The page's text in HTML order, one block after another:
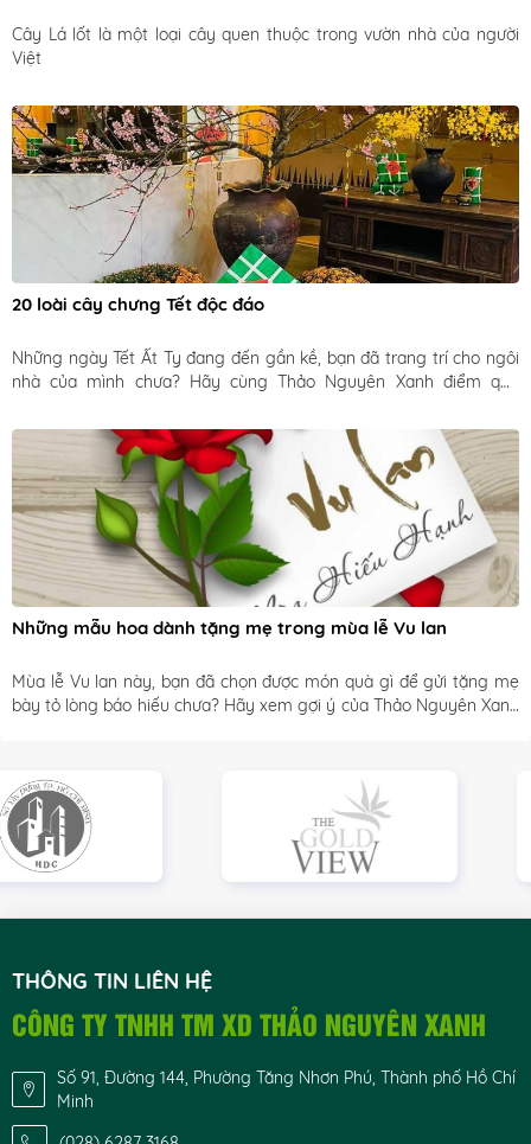
Cây Lá lốt là một loại cây quen thuộc trong vườn nhà của người
Việt
20 loài cây chưng Tết độc đáo
Những ngày Tết Ất Tỵ đang đến gần kề, bạn đã trang trí cho ngôi
nhà của mình chưa? Hãy cùng Thảo Nguyên Xanh điểm qua
Đán này nhé!
Những mẫu hoa dành tặng mẹ trong mùa lễ Vu lan
Mùa lễ Vu lan này, bạn đã chọn được món quà gì để gửi tặng mẹ
bày tỏ lòng báo hiếu chưa? Hãy xem gợi ý của Thảo Nguyên Xanh
THÔNG TIN LIÊN HỆ
CÔNG TY TNHH TM XD THẢO NGUYÊN XANH
Số 91, Đường 144, Phường Tăng Nhơn Phú, Thành phố Hồ Chí
Minh